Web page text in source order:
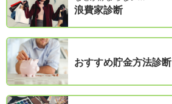
浪費家診断
おすすめ貯金方法診断